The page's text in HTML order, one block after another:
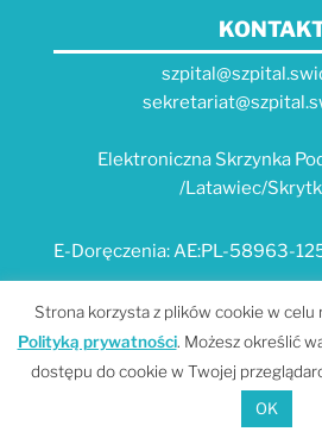
Elektroniczna Skrzynka
/Latawiec/
E-Doręczenia: AE:PL-58963-
E-
Platforma e-usług Szpitala
Portal
Strona korzysta z plików cookie w celu
Polityką prywatności. Możesz określić
dostępu do cookie w Twojej
OK